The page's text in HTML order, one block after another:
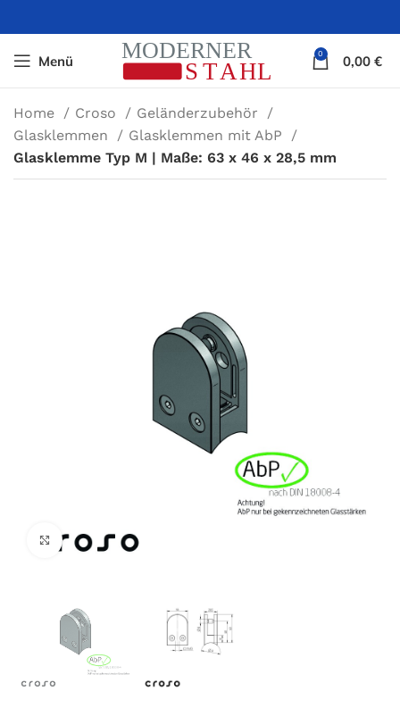
Menü 0 0,00 €
Home Croso
Geländerzubehör
Glasklemmen
Glasklemmen mit AbP
Glasklemme Typ M | Maße: 63 x 46 x 28,5 mm
Zum Vergrößern klicken